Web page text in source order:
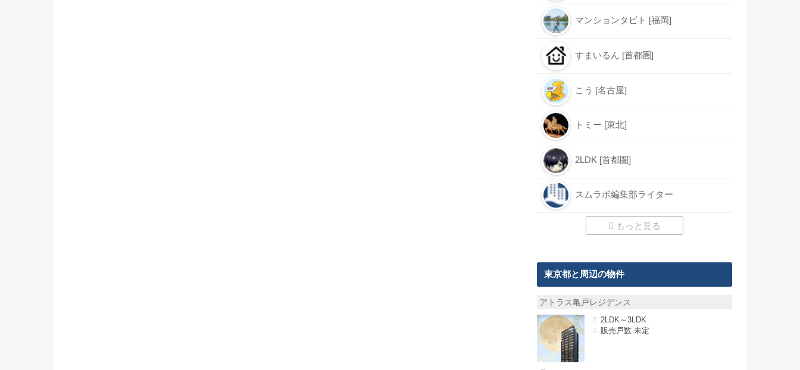
マンションタビト [福岡]
すまいるん [首都圏]
こう [名古屋]
トミー [東北]
2LDK [首都圏]
スムラボ編集部ライター
もっと見る
東京都と周辺の物件
アトラス亀戸レジデンス
2LDK～3LDK
販売戸数 未定